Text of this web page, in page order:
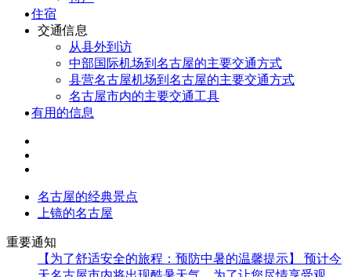
住宿
交通信息
从县外到访
中部国际机场到名古屋的主要交通方式
县营名古屋机场到名古屋的主要交通方式
名古屋市内的主要交通工具
有用的信息
名古屋的经典景点
上镜的名古屋
重要通知
【为了舒适安全的旅程：预防中暑的温馨提示】 预计今